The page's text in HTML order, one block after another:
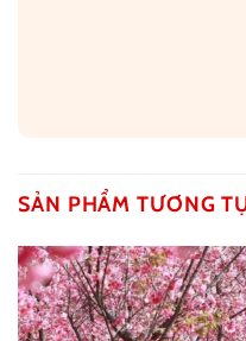
SẢN PHẨM TƯƠNG